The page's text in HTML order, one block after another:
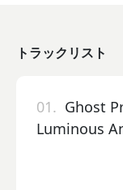
トラックリスト
01. Ghost
Luminous